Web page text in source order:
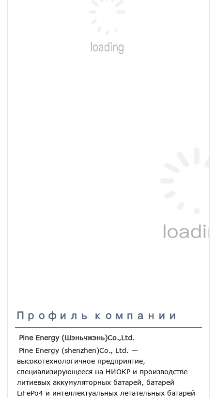
Профиль компании
Pine Energy (Шэньчжэнь)Co.,Ltd.
Pine Energy (shenzhen)Co., Ltd. —
высокотехнологичное предприятие,
специализирующееся на НИОКР и производстве
литиевых аккумуляторных батарей, батарей
LiFePo4 и интеллектуальных летательных батарей